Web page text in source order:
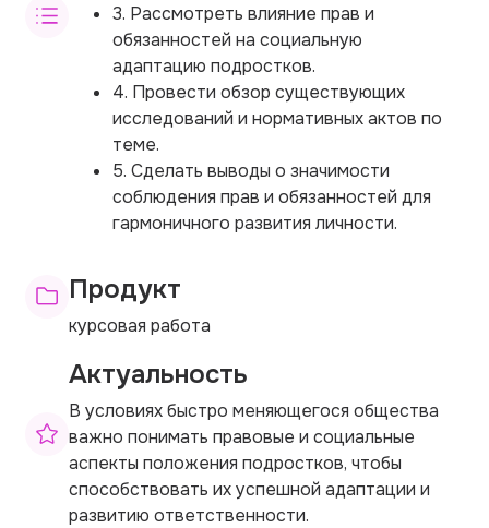
3. Рассмотреть влияние прав и
обязанностей на социальную
адаптацию подростков.
4. Провести обзор существующих
исследований и нормативных актов по
теме.
5. Сделать выводы о значимости
соблюдения прав и обязанностей для
гармоничного развития личности.
Продукт
курсовая работа
Актуальность
В условиях быстро меняющегося общества
важно понимать правовые и социальные
аспекты положения подростков, чтобы
способствовать их успешной адаптации и
развитию ответственности.